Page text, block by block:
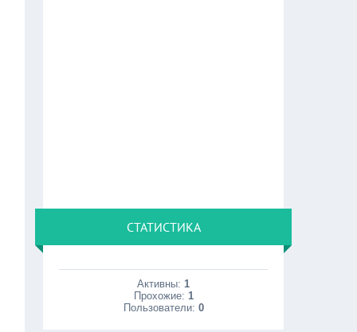
СТАТИСТИКА
Активны:1
Прохожие: 1
Пользователи: 0